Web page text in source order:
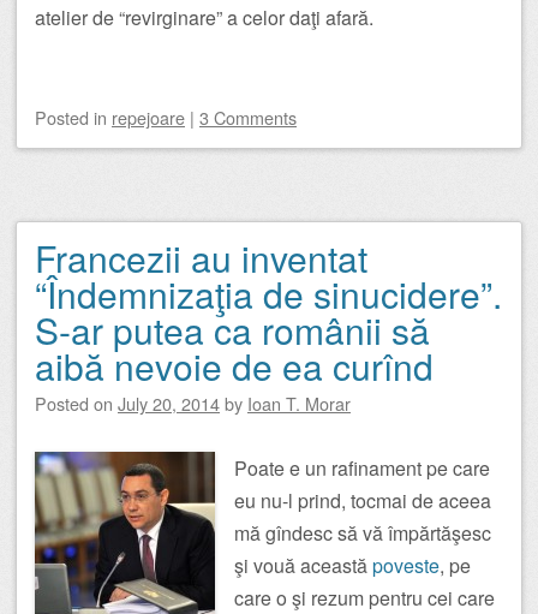
atelier de “revirginare” a celor daţi afară.
Posted in repejoare | 3 Comments
Francezii au inventat
“Îndemnizaţia de sinucidere”.
S-ar putea ca românii să
aibă nevoie de ea curînd
Posted on July 20, 2014by Ioan T. Morar
Poate e un rafinament pe care
eu nu-l prind, tocmai de aceea
mă gîndesc să vă împărtăşesc
şi vouă aceastăpoveste, pe
care o şi rezum pentru cei care